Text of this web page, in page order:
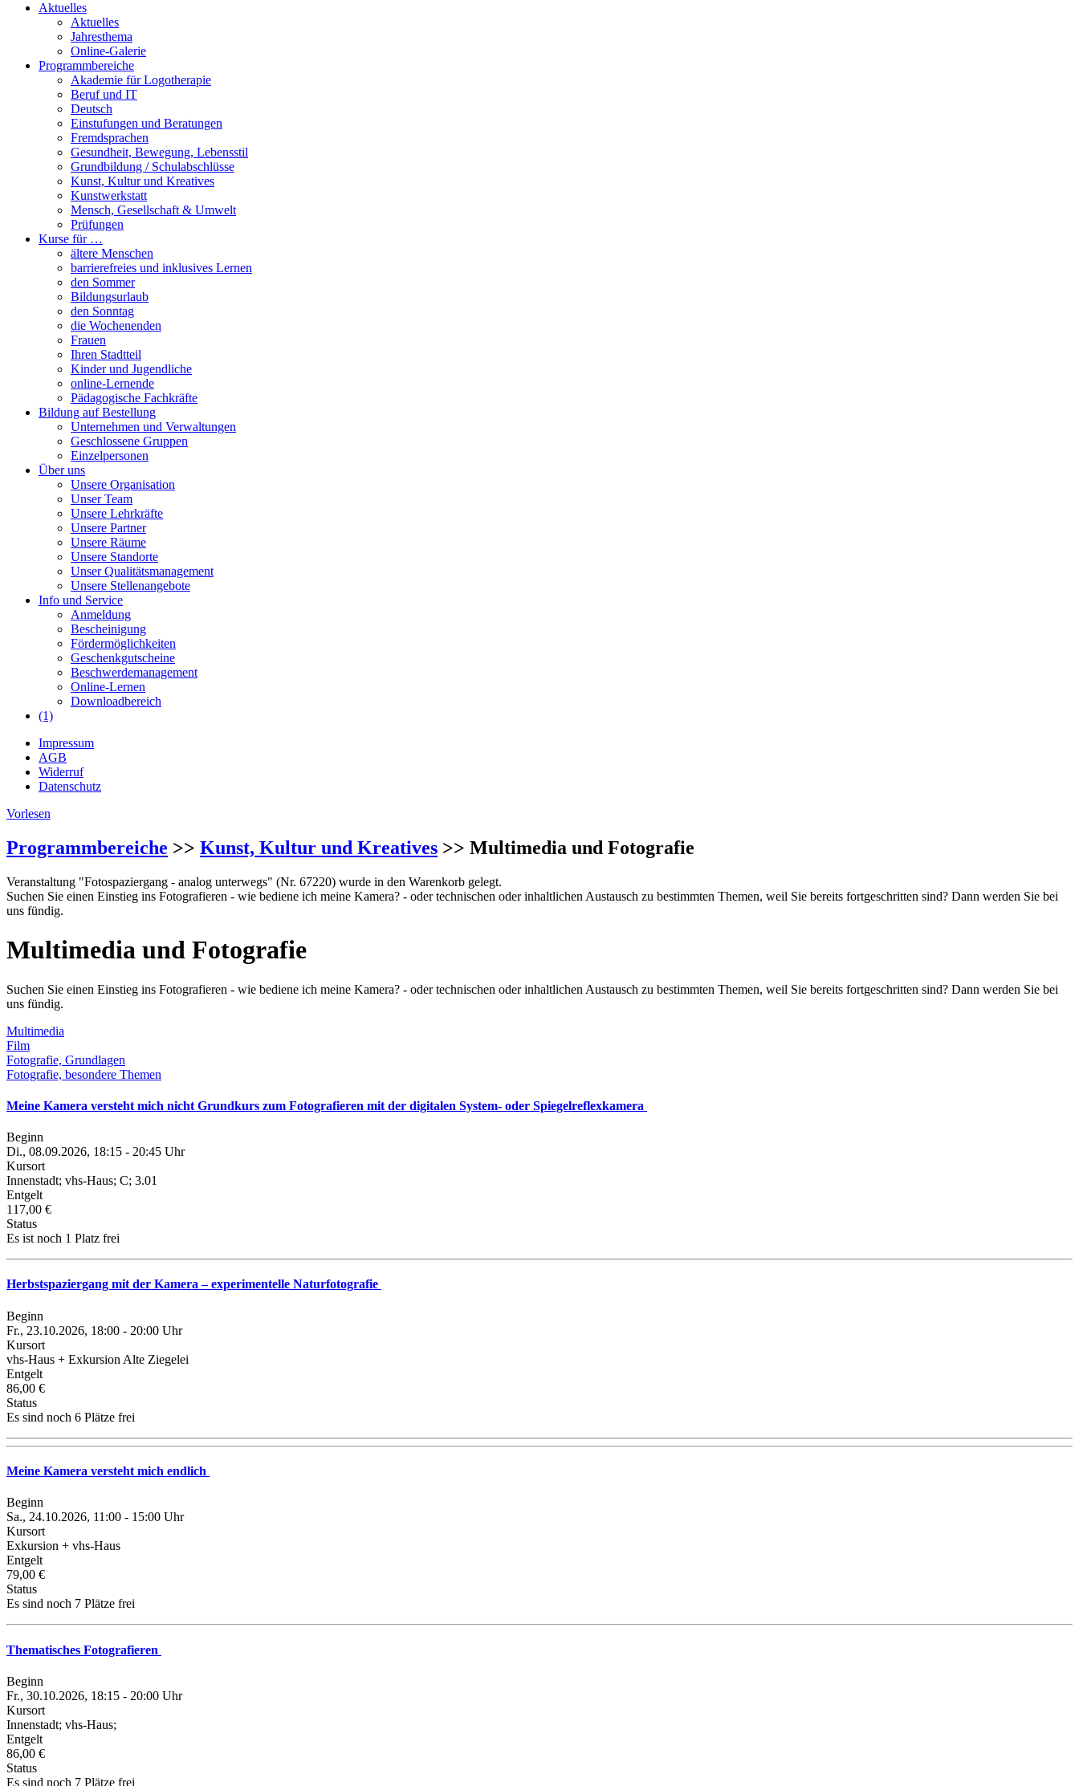
Aktuelles
Aktuelles
Jahresthema
Online-Galerie
Programmbereiche
Akademie für Logotherapie
Beruf und IT
Deutsch
Einstufungen und Beratungen
Fremdsprachen
Gesundheit, Bewegung, Lebensstil
Grundbildung / Schulabschlüsse
Kunst, Kultur und Kreatives
Kunstwerkstatt
Mensch, Gesellschaft & Umwelt
Prüfungen
Kurse für …
ältere Menschen
barrierefreies und inklusives Lernen
den Sommer
Bildungsurlaub
den Sonntag
die Wochenenden
Frauen
Ihren Stadtteil
Kinder und Jugendliche
online-Lernende
Pädagogische Fachkräfte
Bildung auf Bestellung
Unternehmen und Verwaltungen
Geschlossene Gruppen
Einzelpersonen
Über uns
Unsere Organisation
Unser Team
Unsere Lehrkräfte
Unsere Partner
Unsere Räume
Unsere Standorte
Unser Qualitätsmanagement
Unsere Stellenangebote
Info und Service
Anmeldung
Bescheinigung
Fördermöglichkeiten
Geschenkgutscheine
Beschwerdemanagement
Online-Lernen
Downloadbereich
(1)
Impressum
AGB
Widerruf
Datenschutz
Vorlesen
Programmbereiche >> Kunst, Kultur und Kreatives >> Multimedia und Fotografie
Veranstaltung "Fotospaziergang - analog unterwegs" (Nr. 67220) wurde in den Warenkorb gelegt.
Suchen Sie einen Einstieg ins Fotografieren - wie bediene ich meine Kamera? - oder technischen oder inhaltlichen Austausch zu bestimmten Themen, weil Sie bereits fortgeschritten sind? Dann werden Sie bei
uns fündig.
Multimedia und Fotografie
Suchen Sie einen Einstieg ins Fotografieren - wie bediene ich meine Kamera? - oder technischen oder inhaltlichen Austausch zu bestimmten Themen, weil Sie bereits fortgeschritten sind? Dann werden Sie bei
uns fündig.
Multimedia
Film
Fotografie, Grundlagen
Fotografie, besondere Themen
Meine Kamera versteht mich nicht Grundkurs zum Fotografieren mit der digitalen System- oder Spiegelreflexkamera
Beginn
Di., 08.09.2026, 18:15 - 20:45 Uhr
Kursort
Innenstadt; vhs-Haus; C; 3.01
Entgelt
117,00 €
Status
Es ist noch 1 Platz frei
Herbstspaziergang mit der Kamera – experimentelle Naturfotografie
Beginn
Fr., 23.10.2026, 18:00 - 20:00 Uhr
Kursort
vhs-Haus + Exkursion Alte Ziegelei
Entgelt
86,00 €
Status
Es sind noch 6 Plätze frei
Meine Kamera versteht mich endlich
Beginn
Sa., 24.10.2026, 11:00 - 15:00 Uhr
Kursort
Exkursion + vhs-Haus
Entgelt
79,00 €
Status
Es sind noch 7 Plätze frei
Thematisches Fotografieren
Beginn
Fr., 30.10.2026, 18:15 - 20:00 Uhr
Kursort
Innenstadt; vhs-Haus;
Entgelt
86,00 €
Status
Es sind noch 7 Plätze frei